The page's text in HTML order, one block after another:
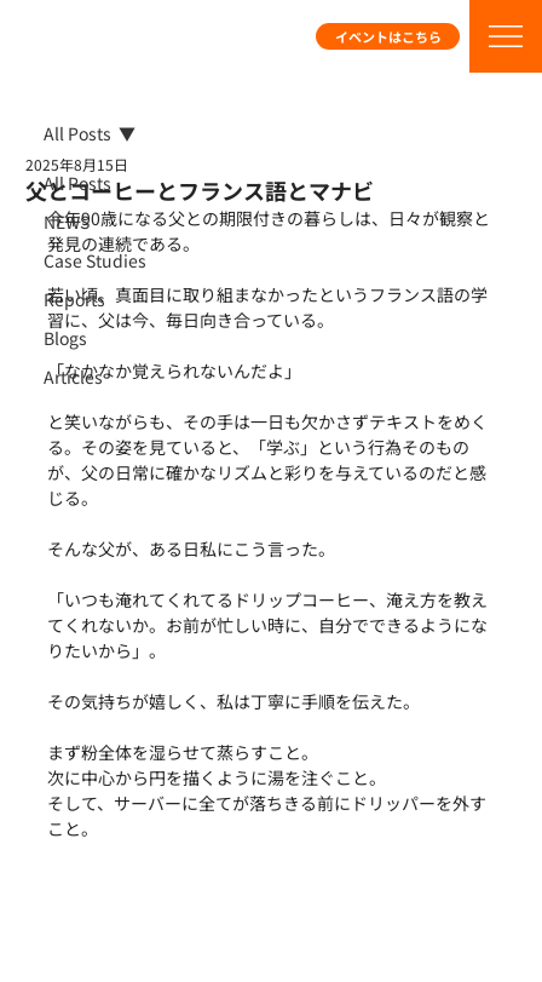
イベントはこちら
All Posts
NEWS
Case Studies
Reports
Blogs
Articles
All Posts
父とコーヒーとフランス語とマナビ
2025年8月15日
今年90歳になる父との期限付きの暮らしは、日々が観察と
発見の連続である。
若い頃、真面目に取り組まなかったというフランス語の学
習に、父は今、毎日向き合っている。
「なかなか覚えられないんだよ」
と笑いながらも、その手は一日も欠かさずテキストをめく
る。その姿を見ていると、「学ぶ」という行為そのもの
が、父の日常に確かなリズムと彩りを与えているのだと感
じる。
そんな父が、ある日私にこう言った。
「いつも淹れてくれてるドリップコーヒー、淹え方を教え
てくれないか。お前が忙しい時に、自分でできるようにな
りたいから」。
その気持ちが嬉しく、私は丁寧に手順を伝えた。
まず粉全体を湿らせて蒸らすこと。
次に中心から円を描くように湯を注ぐこと。
そして、サーバーに全てが落ちきる前にドリッパーを外す
こと。